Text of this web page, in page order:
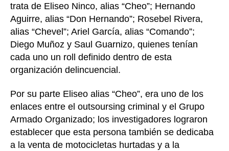
trata de Eliseo Ninco, alias “Cheo”; Hernando
Aguirre, alias “Don Hernando”; Rosebel Rivera,
alias “Chevel”; Ariel García, alias “Comando”;
Diego Muñoz y Saul Guarnizo, quienes tenían
cada uno un roll definido dentro de esta
organización delincuencial.
Por su parte Eliseo alias “Cheo”, era uno de los
enlaces entre el outsoursing criminal y el Grupo
Armado Organizado; los investigadores lograron
establecer que esta persona también se dedicaba
a la venta de motocicletas hurtadas y a la